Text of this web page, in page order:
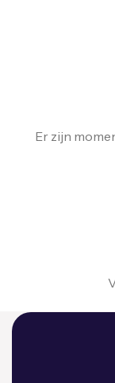
Er zijn